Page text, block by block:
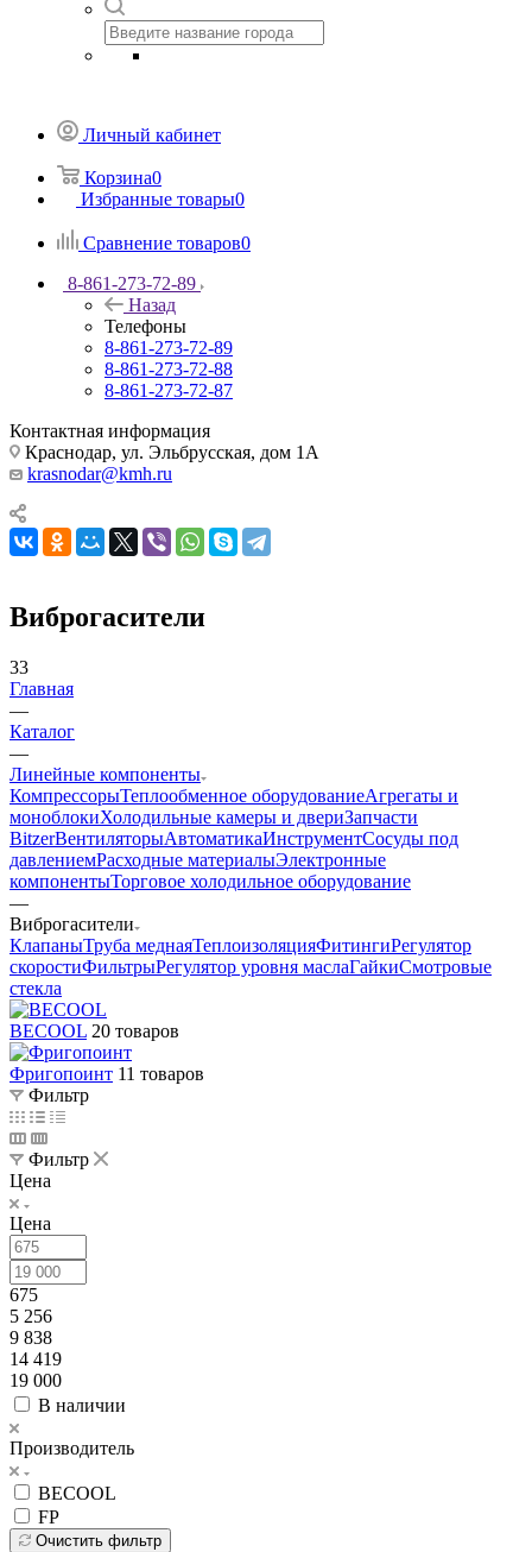
Личный кабинет
Корзина0
Избранные товары0
Сравнение товаров0
8-861-273-72-89
Назад
Телефоны
8-861-273-72-89
8-861-273-72-88
8-861-273-72-87
Контактная информация
Краснодар, ул. Эльбрусская, дом 1А
krasnodar@kmh.ru
Виброгасители
33
Главная
—
Каталог
—
Линейные компоненты
КомпрессорыТеплообменное оборудованиеАгрегаты и
моноблокиХолодильные камеры и двериЗапчасти
BitzerВентиляторыАвтоматикаИнструментСосуды под
давлениемРасходные материалыЭлектронные
компонентыТорговое холодильное оборудование
—
Виброгасители
КлапаныТруба меднаяТеплоизоляцияФитингиРегулятор
скоростиФильтрыРегулятор уровня маслаГайкиСмотровые
стекла
BECOOL 20 товаров
Фригопоинт 11 товаров
Фильтр
Фильтр
Цена
Цена
675
5 256
9 838
14 419
19 000
В наличии
Производитель
BECOOL
FP
Очистить фильтр